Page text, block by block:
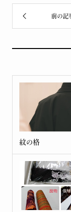
紋の格